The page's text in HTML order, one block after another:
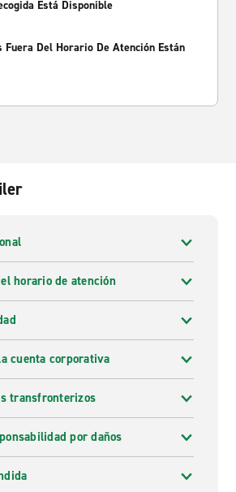
Está Disponible
Fuera Del Horario De Atención Están
horario de atención
cuenta corporativa
transfronterizos
por daños